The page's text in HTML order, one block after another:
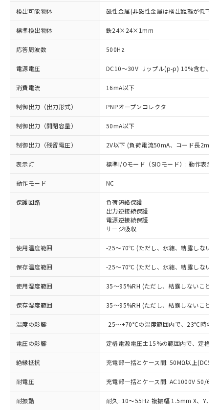
検出可能物体 磁性金属(非磁性金属は検出距離が低下し
標準検出物体 鉄24×24×1mm
応答周波数 500Hz
電源電圧 DC10～30V リップル(p-p) 10%含む、
消費電流 16mA以下
制御出力（出力形式） PNPオープンコレクタ
制御出力（開閉容量） 50mA以下
制御出力（残留電圧） 2V以下 (負荷電流50mA、コード長2m時)
表示灯 標準I/Oモード（SIOモード）: 動作表示
動作モード NC
保護回路
負荷短絡保護
出力逆接続保護
電源逆接続保護
サージ吸収
使用温度範囲 -25～70℃ (ただし、氷結、結露しないこ
保存温度範囲 -25～70℃ (ただし、氷結、結露しないこ
使用湿度範囲 35～95%RH (ただし、結露しないこと)
保存湿度範囲 35～95%RH (ただし、結露しないこと)
温度の影響 -25～+70℃の温度範囲内で、23℃時の
電圧の影響 定格電源電圧±15%の範囲内で、定格
絶縁抵抗 充電部一括とケース間: 50MΩ以上
耐電圧 充電部一括とケース間: AC1000V 50/
耐振動 耐久: 10～55Hz 複振幅 1.5mm X、Y、Z
ご利用条件
ご利用ください。
本サービスは、当社制御機器事業取扱
商品の当社在庫状況および標準価格
(税抜)を提供させていただくもので
本サービスの対象外となる商品もある
ことをご了承ください。
在庫状況および標準価格照会結果は、
※1 対応状況
対応済み：EU RoHS指令（10物質）の
非含有に対応した製品が提供可能な商品で
す。
有に対応した製品に切り替える予定のある
商品です。
対応予定なし：EU RoHS指令（10物質）の
非含有に非対応の商品で、対応品を出す予
調査・確認中：EU RoHS指令（10物質）の
非含有の対応状況を調査中または確認中の
商品です。
非該当品：ライセンス料など無形物で、有
害物質有無と関係のない商品です。
仕入先様の事情により、非含有部品として
いたものが、含有品と判明した場合などや
※1 中国RoHS○×表
「○」：最大均質材料含有率が中国RoHSの
基準値以下であることを示します。
「×」：最大均質材料含有率が中国RoHSの
基準値を超えていることを示します。
「－」：未確認です。当社販売部門へお問
当社は、これら貴社製品のうち、外国
為替および外国貿易法に定める商品